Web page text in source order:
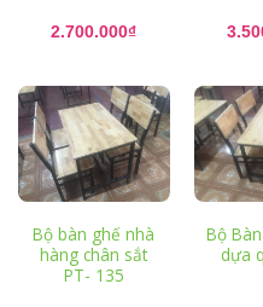
2.700.000₫
Bộ bàn ghế nhà
hàng chân sắt
PT- 135
Bộ
dựa